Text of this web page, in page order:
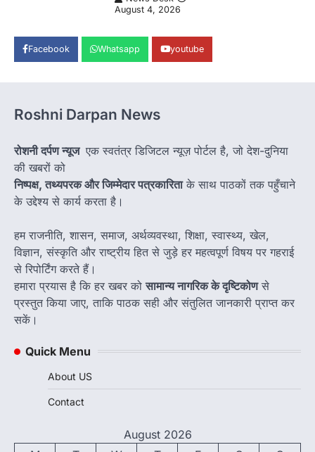
August 4, 2026
Facebook Whatsapp youtube
Roshni Darpan News
रोशनी दर्पण न्यूज एक स्वतंत्र डिजिटल न्यूज़ पोर्टल है, जो देश-दुनिया
की खबरों को
निष्पक्ष, तथ्यपरक और जिम्मेदार पत्रकारिताके साथ पाठकों तक पहुँचाने
के उद्देश्य से कार्य करता है।
हम राजनीति, शासन, समाज, अर्थव्यवस्था, शिक्षा, स्वास्थ्य, खेल,
विज्ञान, संस्कृति और राष्ट्रीय हित से जुड़े हर महत्वपूर्ण विषय पर गहराई
से रिपोर्टिंग करते हैं।
हमारा प्रयास है कि हर खबर कोसामान्य नागरिक के दृष्टिकोणसे
प्रस्तुत किया जाए, ताकि पाठक सही और संतुलित जानकारी प्राप्त कर
सकें।
Quick Menu
About US
Contact
August 2026